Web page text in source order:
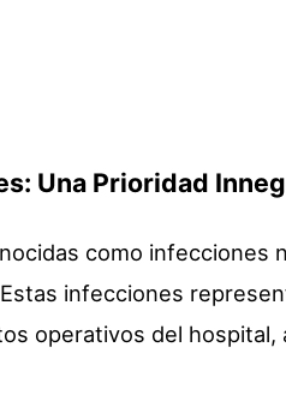
Una Prioridad
como infecciones
infecciones
operativos del hospital,